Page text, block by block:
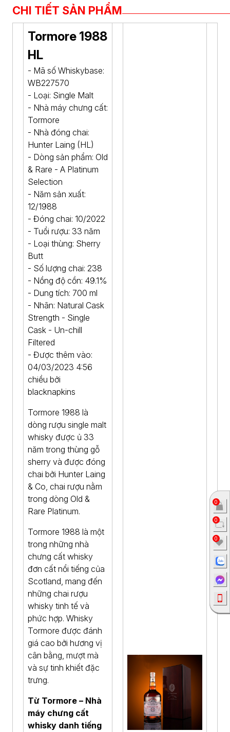
CHI TIẾT SẢN PHẨM
Tormore 1988
HL
- Mã số Whiskybase:
WB227570
- Loại: Single Malt
- Nhà máy chưng cất:
Tormore
- Nhà đóng chai:
Hunter Laing (HL)
- Dòng sản phẩm: Old
& Rare - A Platinum
Selection
- Năm sản xuất:
12/1988
- Đóng chai: 10/2022
- Tuổi rượu: 33 năm
- Loại thùng: Sherry
Butt
- Số lượng chai: 238
- Nồng độ cồn: 49.1%
- Dung tích: 700 ml
- Nhãn: Natural Cask
Strength - Single
Cask - Un-chill
Filtered
- Được thêm vào:
04/03/2023 4:56
chiều bởi
blacknapkins
Tormore 1988 là
dòng rượu single malt
whisky được ủ 33
năm trong thùng gỗ
sherry và được đóng
chai bởi Hunter Laing
& Co, chai rượu nằm
trong dòng Old &
Rare Platinum.
Tormore 1988 là một
trong những nhà
chưng cất whisky
đơn cất nổi tiếng của
Scotland, mang đến
những chai rượu
whisky tinh tế và
phức hợp. Whisky
Tormore được đánh
giá cao bởi hương vị
cân bằng, mượt mà
và sự tinh khiết đặc
trưng.
Từ Tormore – Nhà
máy chưng cất
whisky danh tiếng
0
0
0